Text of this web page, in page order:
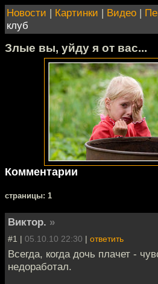
Новости | Картинки | Видео |
клуб
Злые вы, уйду я от вас...
Комментарии
cтраницы: 1
Виктор. »
#1 | 05.10.10 22:30 | ответить
Всегда, когда дочь плачет -
недоработал.